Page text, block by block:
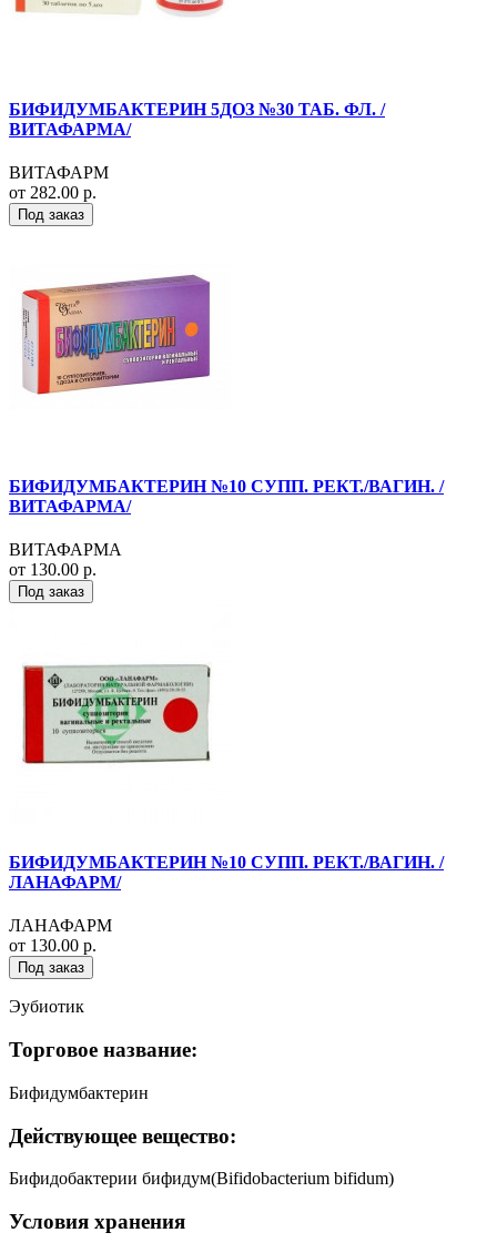
БИФИДУМБАКТЕРИН 5ДОЗ №30 ТАБ. ФЛ. /
ВИТАФАРМА/
ВИТАФАРМ
от 282.00 р.
Под заказ
БИФИДУМБАКТЕРИН №10 СУПП. РЕКТ./ВАГИН. /
ВИТАФАРМА/
ВИТАФАРМА
от 130.00 р.
Под заказ
БИФИДУМБАКТЕРИН №10 СУПП. РЕКТ./ВАГИН. /
ЛАНАФАРМ/
ЛАНАФАРМ
от 130.00 р.
Под заказ
Эубиотик
Торговое название:
Бифидумбактерин
Действующее вещество:
Бифидобактерии бифидум(Bifidobacterium bifidum)
Условия хранения